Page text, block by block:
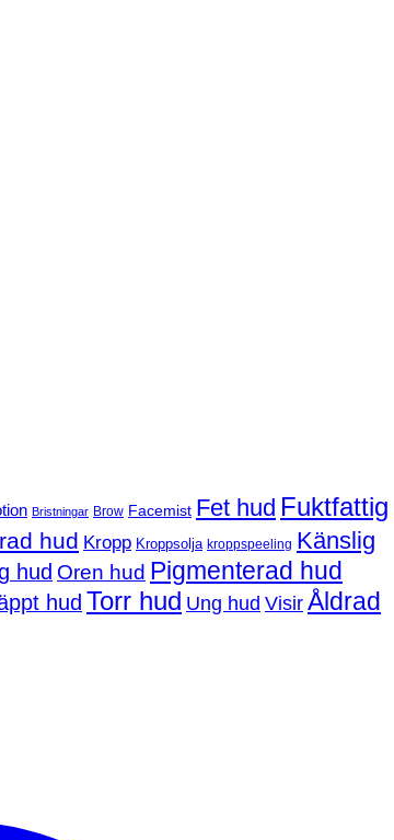
Bristningar Brow Facemist Fet hud Fuktfattig
hud Kropp Kroppsolja kroppspeeling Känslig
hud Oren hud Pigmenterad hud
hud Torr hud Ung hud VisirÅldrad